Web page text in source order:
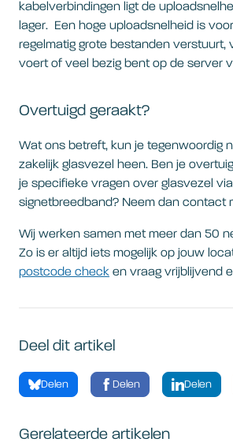
kabelverbindingen ligt de
lager. Een hoge uploadsnelheid is
regelmatig grote bestanden verstuurt,
voert of veel bezig bent op de server
Overtuigd geraakt?
Wat ons betreft, kun je tegenwoordig
zakelijk glasvezel heen. Ben je
je specifieke vragen over glasvezel
signetbreedband? Neem dan contact
Wij werken samen met meer dan 50
Zo is er altijd iets mogelijk op jouw
postcode check en vraag vrijblijvend
Deel dit artikel
Delen Delen Delen
Gerelateerde artikelen